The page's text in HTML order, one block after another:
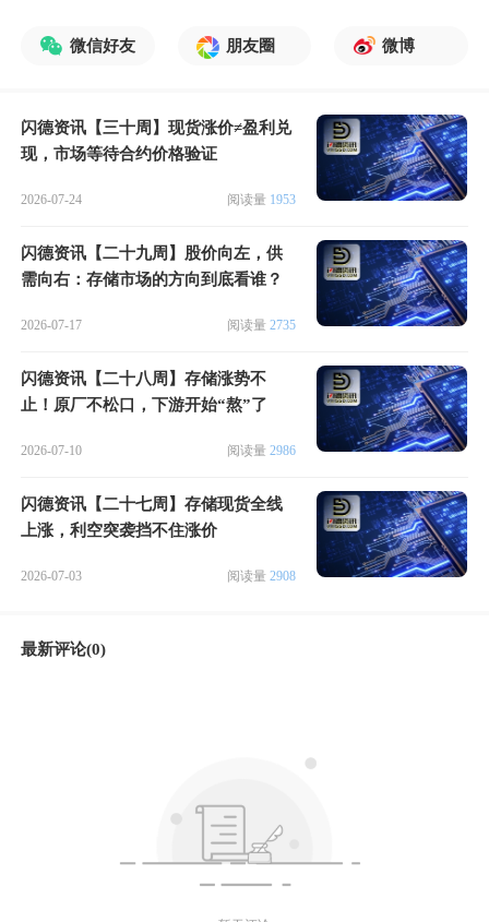
微信好友 朋友圈 微博
闪德资讯【三十周】现货涨价≠盈利兑
现，市场等待合约价格验证
2026-07-24 阅读量 1953
闪德资讯【二十九周】股价向左，供
需向右：存储市场的方向到底看谁？
2026-07-17 阅读量 2735
闪德资讯【二十八周】存储涨势不
止！原厂不松口，下游开始“熬”了
2026-07-10 阅读量 2986
闪德资讯【二十七周】存储现货全线
上涨，利空突袭挡不住涨价
2026-07-03 阅读量 2908
最新评论(0)